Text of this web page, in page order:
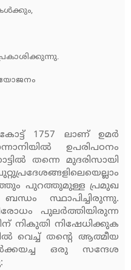
1757 ലാണ് ഉമര്‍
ഉപരിപഠനം
തന്നെ മുദരിസായി
പുറത്തുമുള്ള പ്രമുഖ
സ്ഥാപിച്ചിരുന്നു.
പുലര്‍ത്തിയിരുന്ന
നികുതി നിഷേധിക്കുക
വെച്ച് തന്റെ ആത്മീയ
ഒരു സന്ദേശ